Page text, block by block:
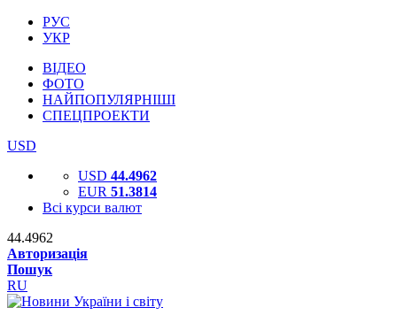
РУС
УКР
ВІДЕО
ФОТО
НАЙПОПУЛЯРНІШІ
СПЕЦПРОЕКТИ
USD
USD 44.4962
EUR 51.3814
Всі курси валют
44.4962
Авторизація
Пошук
RU